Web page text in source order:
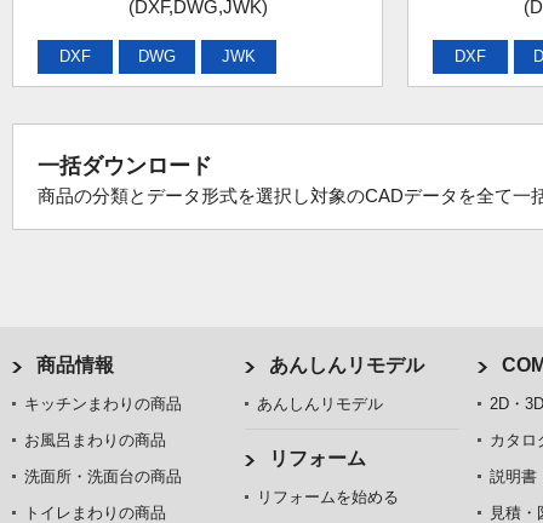
(DXF,DWG,JWK)
DXF DWG JWK DXF
一括ダウンロード
商品の分類とデータ形式を選択し対象のCADデータを全て一
商品情報
キッチンまわりの商品
お風呂まわりの商品
洗面所・洗面台の商品
トイレまわりの商品
あんしんリモデル
あんしんリモデル
リフォーム
リフォームを始める
2D・
カタロ
説明書
見積・